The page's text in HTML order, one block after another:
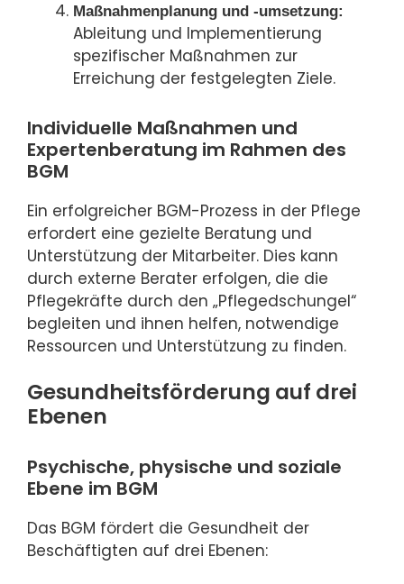
Maßnahmenplanung und -umsetzung:
Ableitung und Implementierung
spezifischer Maßnahmen zur
Erreichung der festgelegten Ziele.
Individuelle Maßnahmen und
Expertenberatung im Rahmen des
BGM
Ein erfolgreicher BGM-Prozess in der Pflege
erfordert eine gezielte Beratung und
Unterstützung der Mitarbeiter. Dies kann
durch externe Berater erfolgen, die die
Pflegekräfte durch den „Pflegedschungel“
begleiten und ihnen helfen, notwendige
Ressourcen und Unterstützung zu finden.
Gesundheitsförderung auf drei
Ebenen
Psychische, physische und soziale
Ebene im BGM
Das BGM fördert die Gesundheit der
Beschäftigten auf drei Ebenen: